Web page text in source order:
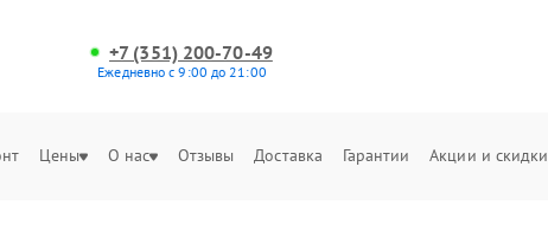
+7 (351) 200-70-49
Ежедневно с 9:00 до 21:00
Цены О нас Отзывы Доставка Гарантии Акции и скидки